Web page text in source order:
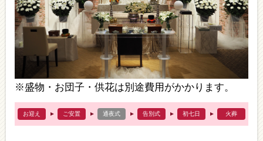
※盛物・お団子・供花は別途費用がかかります。
お迎え ご安置 通夜式 告別式 初七日 火葬